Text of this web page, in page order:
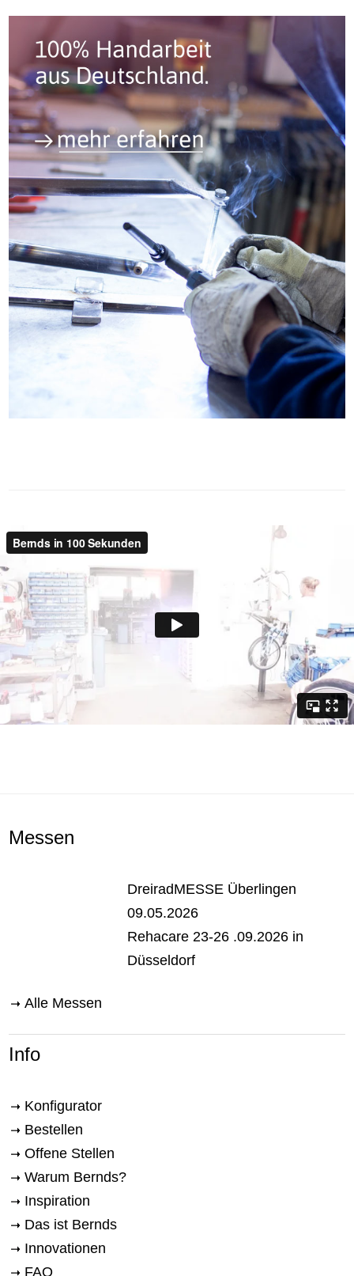
Messen
DreiradMESSE Überlingen
09.05.2026
Rehacare 23-26 .09.2026 in
Düsseldorf
Alle Messen
Info
Konfigurator
Bestellen
Offene Stellen
Warum Bernds?
Inspiration
Das ist Bernds
Innovationen
FAQ